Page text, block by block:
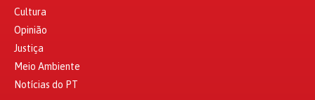
Cultura
Opinião
Justiça
Meio Ambiente
Notícias do PT